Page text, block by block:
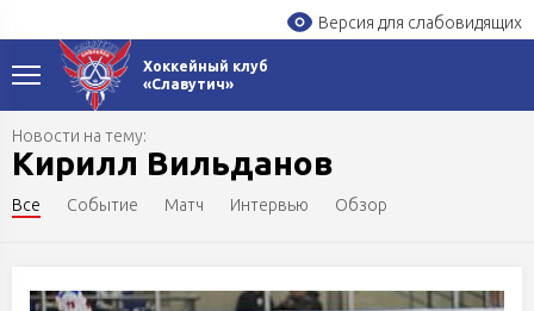
Версия для слабовидящих
Хоккейный клуб
«Славутич»
Кирилл Вильданов
Новости на тему:
Все Событие Матч Интервью Обзор